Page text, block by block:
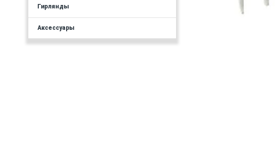
Гирлянды
Аксессуары